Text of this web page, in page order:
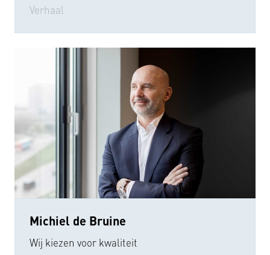
Verhaal
Michiel de Bruine
Wij kiezen voor kwaliteit